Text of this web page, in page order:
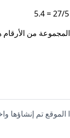
من الأرقام هو
الموقع تم إنشاؤها